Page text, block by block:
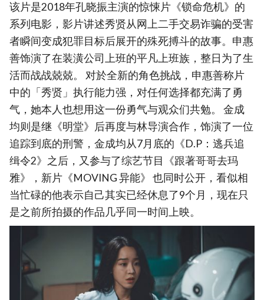
该片是2018年孔晓振主演的惊悚片《锁命危机》的
系列电影，影片讲述秀贤从网上二手交易诈骗的受害
者瞬间变成犯罪目标后展开的殊死搏斗的故事。申惠
善饰演了在装潢公司上班的平凡上班族，整日为了生
活而战战兢兢。 对於全新的角色挑战，申惠善称片
中的「秀贤」执行能力强，对任何选择都充满了勇
气，她本人也想用这一份勇气与观众们共勉。 金成
均则是继《明堂》后再度与林导演合作，饰演了一位
追踪到底的刑警，金成均从7月底的《D.P：逃兵追
缉令2》之后，又参与了综艺节目《跟著哥哥去玛
雅》，新片《MOVING 异能》 也同时公开，看似相
当忙碌的他表示自己其实已经休息了9个月，现在只
是之前所拍摄的作品几乎同一时间上映。